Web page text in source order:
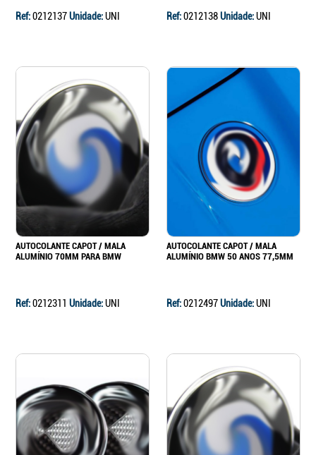
Ref:0212137Unidade:UNI Ref:0212138Unidade:UNI
AUTOCOLANTE CAPOT / MALA
ALUMÍNIO 70MM PARA BMW
Ref:0212311 Unidade:UNI
AUTOCOLANTE CAPOT / MALA
ALUMÍNIO BMW 50 ANOS 77,5MM
Ref:0212497Unidade:UNI